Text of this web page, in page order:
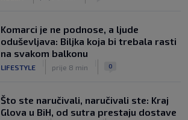
Komarci je ne podnose, a ljude
oduševljava: Biljka koja bi trebala rasti
na svakom balkonu
LIFESTYLE prije 8 min 0
Što ste naručivali, naručivali ste: Kraj
Glova u BiH, od sutra prestaju dostave